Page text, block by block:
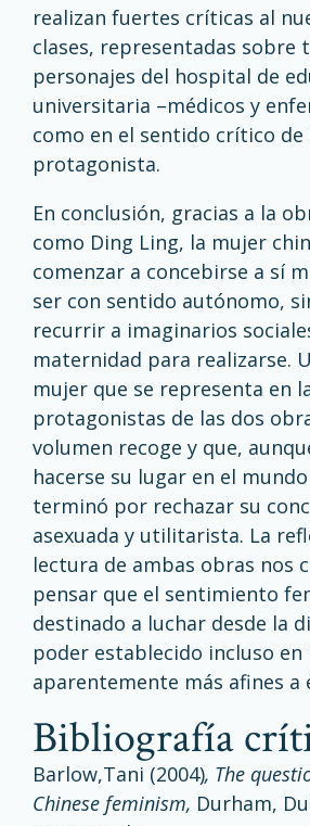
realizan fuertes críticas al
clases, representadas sobre
personajes del hospital de
universitaria –médicos y
como en el sentido crítico
protagonista.
En conclusión, gracias a la
como Ding Ling, la mujer
comenzar a concebirse a sí
ser con sentido autónomo,
recurrir a imaginarios
maternidad para realizarse.
mujer que se representa en
protagonistas de las dos
volumen recoge y que,
hacerse su lugar en el
terminó por rechazar su
asexuada y utilitarista. La
lectura de ambas obras nos
pensar que el sentimiento
destinado a luchar desde la
poder establecido incluso en
aparentemente más afines a
bibliografía
Barlow,Tani (2004), The
Chinese feminism, Durham,